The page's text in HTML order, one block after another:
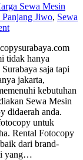
Sewa Mesin
Jiwo, Sewa
tidak hanya
saja tapi
jakarta,
kebutuhan
Sewa Mesin
didaerah anda.
untuk
Rental Fotocopy
dari brand-
yang…